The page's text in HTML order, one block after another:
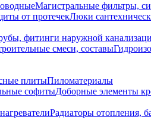
Магистральные фильтры,
от протечекЛюки
фитинги наружной
смеси, составы
плитыПиломатериалы
софитыДоборные элементы
Радиаторы отопления,